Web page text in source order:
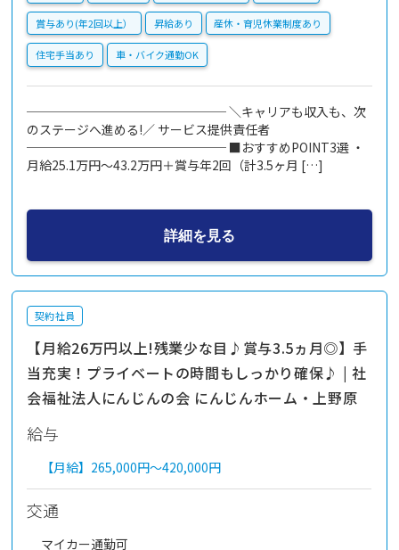
賞与あり(年2回以上） 昇給あり 産休・育児休業制度あり
住宅手当あり 車・バイク通勤OK
──────────────── ＼キャリアも収入も、次
のステージへ進める!／ サービス提供責任者
──────────────── ■おすすめPOINT3選 ・
月給25.1万円～43.2万円＋賞与年2回（計3.5ヶ月 […]
詳細を見る
契約社員
【月給26万円以上!残業少な目♪賞与3.5ヵ月◎】手
当充実！プライベートの時間もしっかり確保♪ | 社
会福祉法人にんじんの会 にんじんホーム・上野原
給与
【月給】 265,000円～420,000円
交通
マイカー通勤可